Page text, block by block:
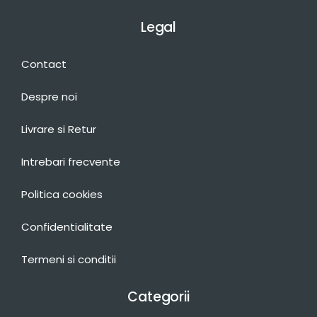
Legal
Contact
Despre noi
Livrare si Retur
Intrebari frecvente
Politica cookies
Confidentialitate
Termeni si conditii
Categorii